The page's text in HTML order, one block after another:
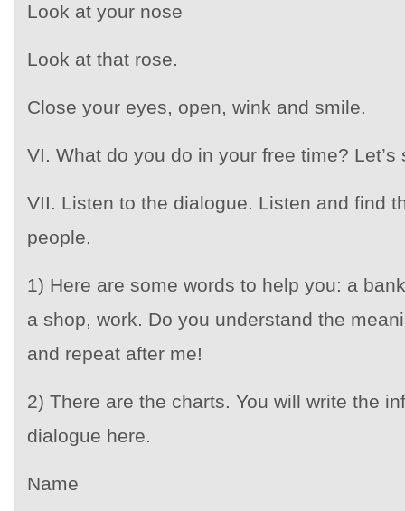
Look at your nose
Look at that rose.
Close your eyes, open, wink and smile.
VI. What do you do in your free time? Let’s
VII. Listen to the dialogue. Listen and find
people.
1) Here are some words to help you: a
a shop, work. Do you understand the
and repeat after me!
2) There are the charts. You will write the
dialogue here.
Name